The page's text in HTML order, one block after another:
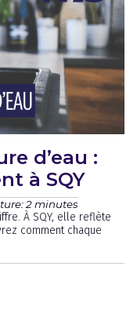
d’eau :
à SQY
2 minutes
À SQY, elle reflète
comment chaque